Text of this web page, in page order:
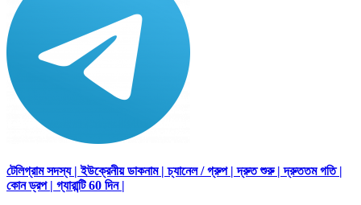
টেলিগ্রাম সদস্য | ইউক্রেনীয় ডাকনাম | চ্যানেল / গ্রুপ | দ্রুত শুরু | দ্রুততম গতি |
কোন ড্রপ | গ্যারান্টি 60 দিন |